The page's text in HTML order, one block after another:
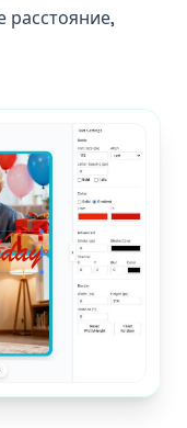
расстояние,